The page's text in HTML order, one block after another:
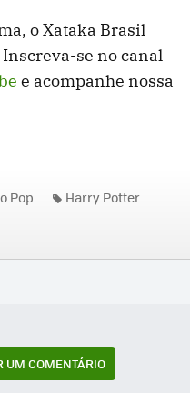
o Xataka Brasil
se no canal
e acompanhe nossa
Pop Harry Potter
UM COMENTÁRIO